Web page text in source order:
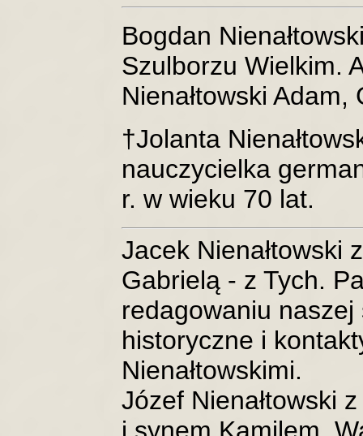
Bogdan
Szulborzu Wielkim.
Nienałtowski
†Jolanta
nauczycielka
r. w wieku 70 lat.
Jacek Nienałtowski
Gabrielą - z Tych.
redagowaniu
historyczne i
Nienałtowskimi.
Józef Nienałtowski